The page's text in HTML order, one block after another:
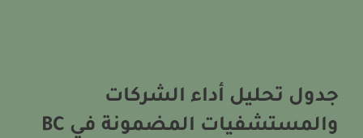
جدول تحليل أداء الشركات
والمستشفيات المضمونة في BC